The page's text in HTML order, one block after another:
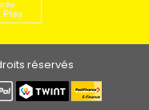
réservés